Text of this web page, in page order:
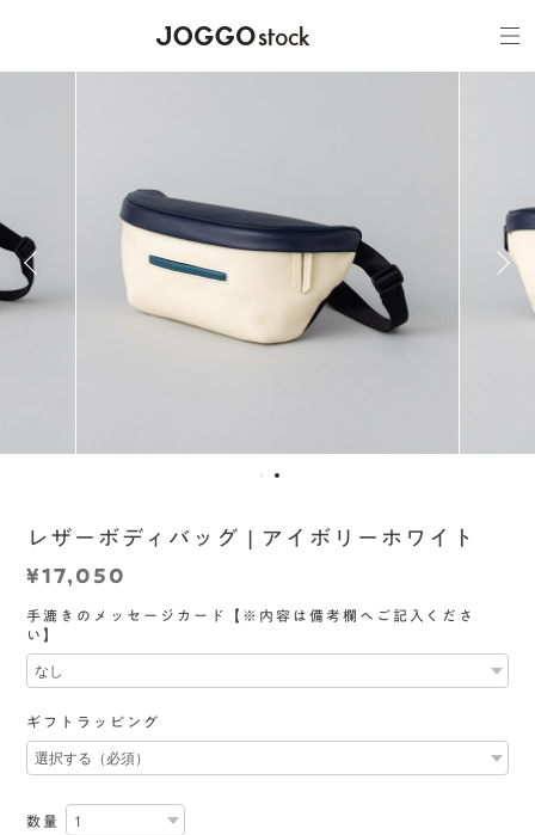
レザーボディバッグ | アイボリーホワイト
¥17,050
手漉きのメッセージカード【※内容は備考欄へご記入くださ
い】
ギフトラッピング
数量